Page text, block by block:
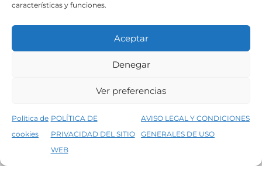
características y funciones.
Aceptar
Denegar
Ver preferencias
Política de
cookies
POLÍTICA DE
PRIVACIDAD DEL SITIO
WEB
AVISO LEGAL Y CONDICIONES
GENERALES DE USO
5% de descuento en tu primera compra, utiliza el código PRIMERACOMPRA
Condiciones generales de venta
Política de privacidad del sitio web
©2026 Decopintur- todos los derechos